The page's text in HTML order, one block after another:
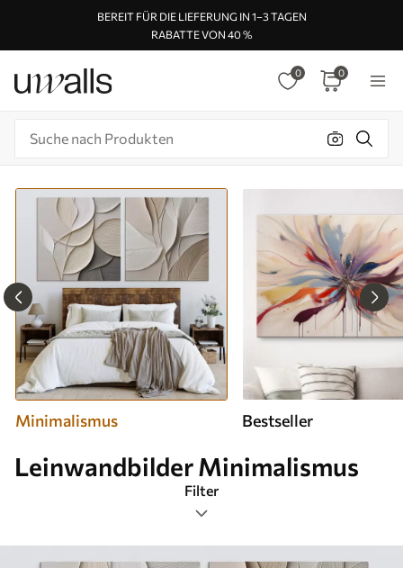
BEREIT FÜR DIE LIEFERUNG IN 1–3 TAGEN
RABATTE VON 40 %
0 0
Minimalismus Bestseller
Leinwandbilder Minimalismus
Filter
Tags